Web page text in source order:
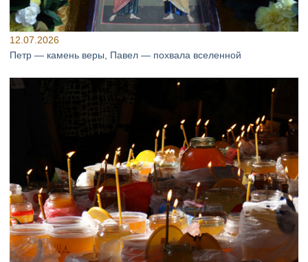
12.07.2026
Петр — камень веры, Павел — похвала вселенной